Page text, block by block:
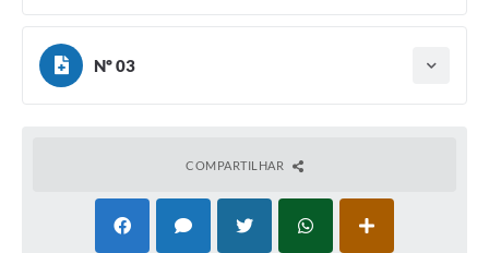
Baixar
Nº 03
COMPARTILHAR